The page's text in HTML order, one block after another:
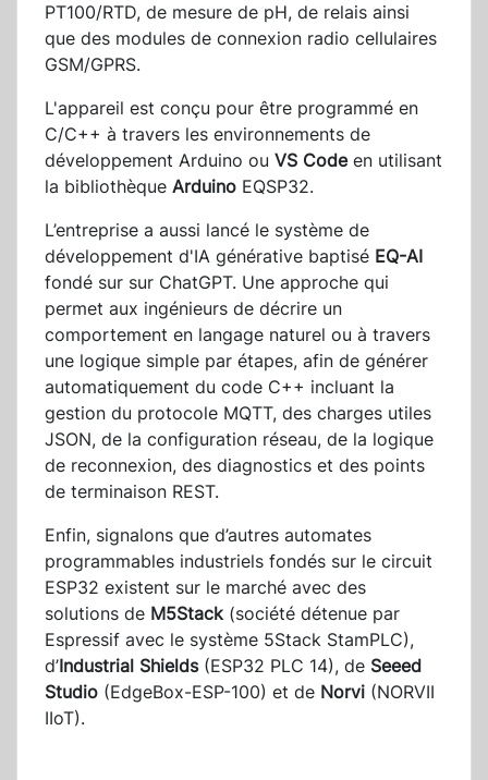
PT100/RTD, de mesure de pH, de relais ainsi
que des modules de connexion radio cellulaires
GSM/GPRS.
L'appareil est conçu pour être programmé en
C/C++ à travers les environnements de
développement Arduino ou VS Code en utilisant
la bibliothèque Arduino EQSP32.
L’entreprise a aussi lancé le système de
développement d'IA générative baptisé EQ-AI
fondé sur sur ChatGPT. Une approche qui
permet aux ingénieurs de décrire un
comportement en langage naturel ou à travers
une logique simple par étapes, afin de générer
automatiquement du code C++ incluant la
gestion du protocole MQTT, des charges utiles
JSON, de la configuration réseau, de la logique
de reconnexion, des diagnostics et des points
de terminaison REST.
Enfin, signalons que d’autres automates
programmables industriels fondés sur le circuit
ESP32 existent sur le marché avec des
solutions de M5Stack (société détenue par
Espressif avec le système 5Stack StamPLC),
d’Industrial Shields(ESP32 PLC 14), de Seeed
Studio (EdgeBox-ESP-100) et de Norvi (NORVII
IIoT).